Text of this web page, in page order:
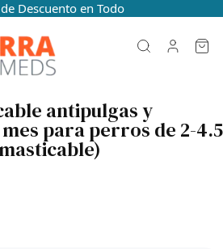
Descuento en Todo
antipulgas y
para perros de 2-4.5